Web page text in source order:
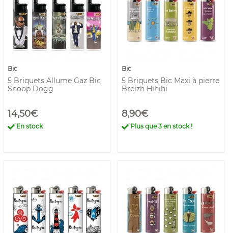
Bic
5 Briquets Allume Gaz Bic
Snoop Dogg
14,50€
En stock
Bic
5 Briquets Bic Maxi à pierre
Breizh Hihihi
8,90€
Plus que3 en stock !